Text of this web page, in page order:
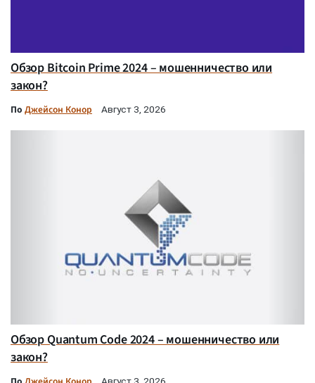
Обзор Bitcoin Prime 2024 – мошенничество или
закон?
По Джейсон Конор Август 3, 2026
Обзор Quantum Code 2024 – мошенничество или
закон?